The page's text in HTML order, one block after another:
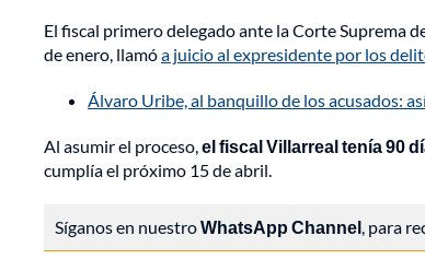
El fiscal primero delegado ante la Corte Suprema
de enero, llamóa juicio al expresidente por los
Álvaro Uribe, al banquillo de los acusados:
Al asumir el proceso,el fiscal Villarreal tenía 90
cumplía el próximo 15 de abril.
Síganos en nuestroWhatsApp Channel, para